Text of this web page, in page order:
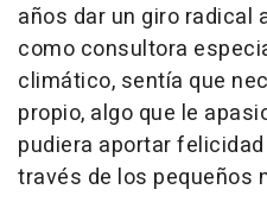
años dar un giro radical
como consultora
climático, sentía que
propio, algo que le
pudiera aportar
través de los pequeños